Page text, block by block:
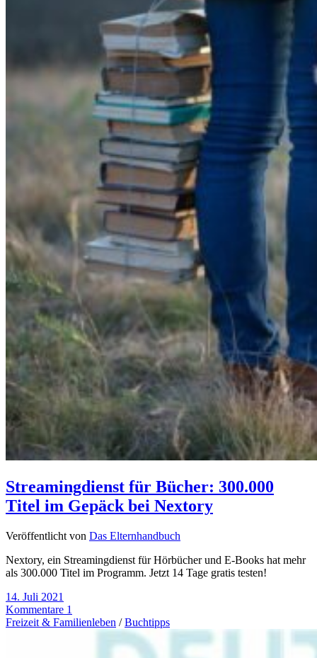
Streamingdienst für Bücher: 300.000
Titel im Gepäck bei Nextory
Veröffentlicht von Das Elternhandbuch
Nextory, ein Streamingdienst für Hörbücher und E-Books hat mehr
als 300.000 Titel im Programm. Jetzt 14 Tage gratis testen!
14. Juli 2021
Kommentare 1
Freizeit & Familienleben /Buchtipps